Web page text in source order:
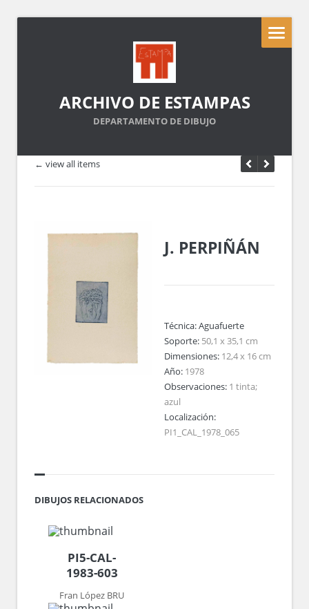
ARCHIVO DE ESTAMPAS
DEPARTAMENTO DE DIBUJO
← view all items
J. PERPIÑÁN
Técnica:Aguafuerte
Soporte: 50,1 x 35,1 cm
Dimensiones: 12,4 x 16 cm
Año: 1978
Observaciones: 1 tinta;
azul
Localización:
PI1_CAL_1978_065
DIBUJOS RELACIONADOS
PI5-CAL-
1983-603
Fran López BRU